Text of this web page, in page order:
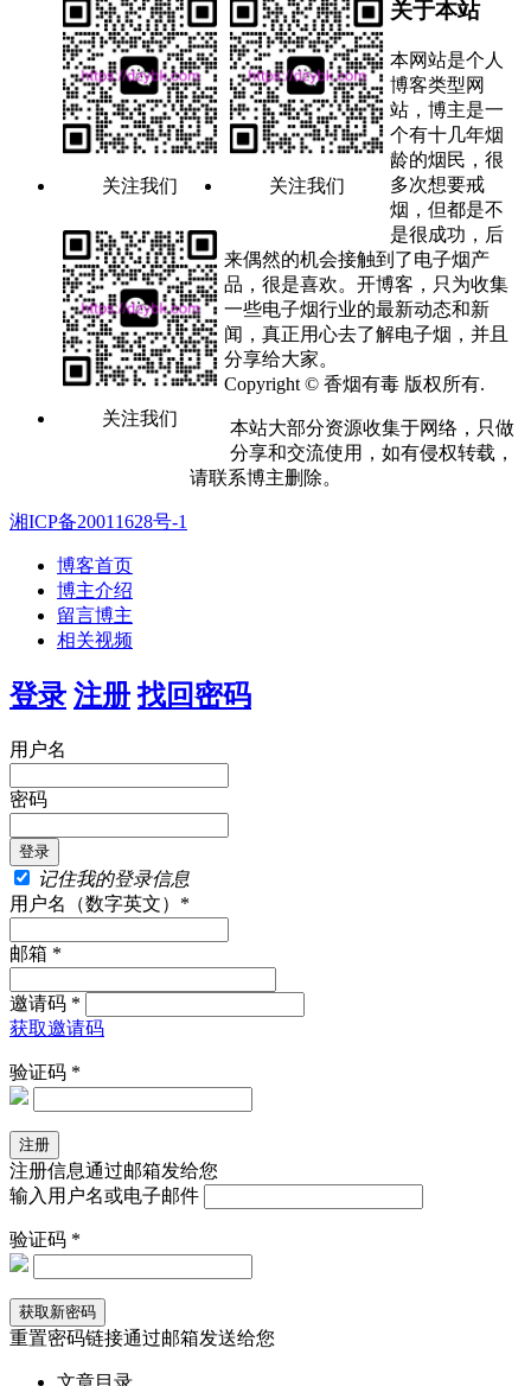
关注我们 关注我们
关注我们
关于本站
本网站是个人
博客类型网
站，博主是一
个有十几年烟
龄的烟民，很
多次想要戒
烟，但都是不
是很成功，后
来偶然的机会接触到了电子烟产
品，很是喜欢。开博客，只为收集
一些电子烟行业的最新动态和新
闻，真正用心去了解电子烟，并且
分享给大家。
Copyright © 香烟有毒 版权所有.
本站大部分资源收集于网络，只做
分享和交流使用，如有侵权转载，
请联系博主删除。
湘ICP备20011628号-1
博客首页
博主介绍
留言博主
相关视频
登录 注册 找回密码
用户名
密码
记住我的登录信息
用户名（数字英文）*
邮箱 *
邀请码 *
获取邀请码
验证码 *
注册信息通过邮箱发给您
输入用户名或电子邮件
验证码 *
重置密码链接通过邮箱发送给您